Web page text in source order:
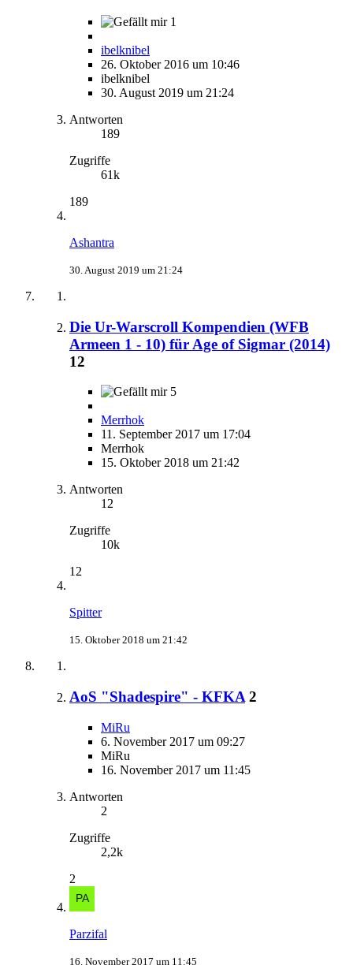
1
ibelknibel
26. Oktober 2016 um 10:46
ibelknibel
30. August 2019 um 21:24
Antworten
189
Zugriffe
61k
189
Ashantra
30. August 2019 um 21:24
Die Ur-Warscroll Kompendien (WFB
Armeen 1 - 10) für Age of Sigmar (2014)
12
5
Merrhok
11. September 2017 um 17:04
Merrhok
15. Oktober 2018 um 21:42
Antworten
12
Zugriffe
10k
12
Spitter
15. Oktober 2018 um 21:42
AoS "Shadespire" - KFKA 2
MiRu
6. November 2017 um 09:27
MiRu
16. November 2017 um 11:45
Antworten
2
Zugriffe
2,2k
2
Parzifal
16. November 2017 um 11:45